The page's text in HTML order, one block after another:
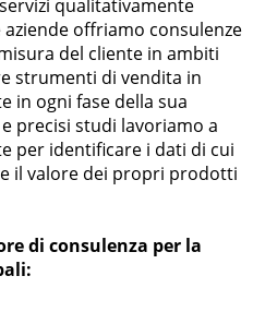
qualitativamente
offriamo consulenze
del cliente in ambiti
strumenti di vendita in
in ogni fase della sua
precisi studi lavoriamo a
per identificare i dati di cui
il valore dei propri prodotti
di consulenza per la